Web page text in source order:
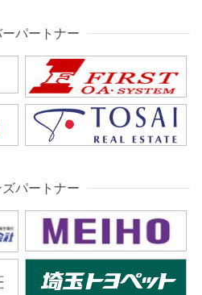
パートナー
パートナー